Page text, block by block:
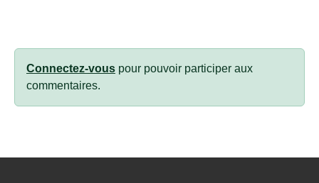
Connectez-vous pour pouvoir participer aux
commentaires.